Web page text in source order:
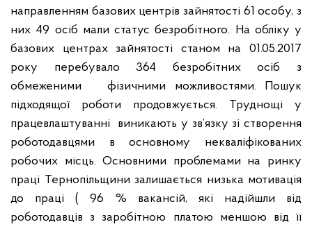
направленням базових центрів зайнятості 61 особу, з
них 49 осіб мали статус безробітного. На обліку у
базових центрах зайнятості станом на 01.05.2017
року перебувало 364 безробітних осіб з
обмеженими
фізичними можливостями. Пошук
підходящої роботи продовжується. Труднощі у
працевлаштуванні
виникають у зв’язку зі створення
роботодавцями в основному некваліфікованих
робочих місць. Основними проблемами на ринку
праці Тернопільщини залишається низька мотивація
до праці ( 96 % вакансій, які надійшли від
роботодавців з заробітною платою меншою від її